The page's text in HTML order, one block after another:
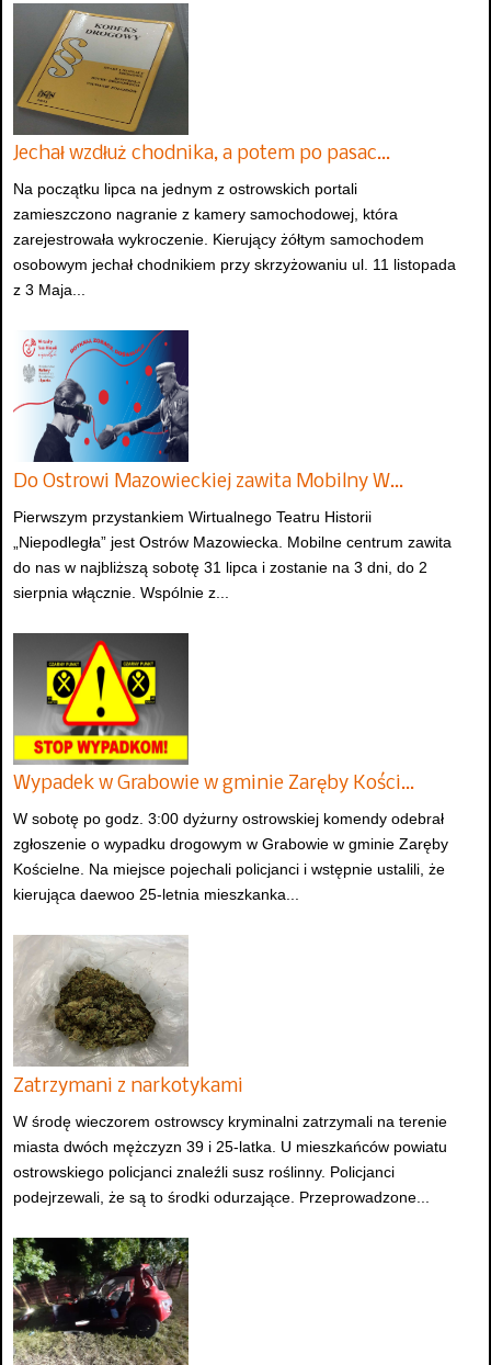
Jechał wzdłuż chodnika, a potem po pasac…
Na początku lipca na jednym z ostrowskich portali
zamieszczono nagranie z kamery samochodowej, która
zarejestrowała wykroczenie. Kierujący żółtym samochodem
osobowym jechał chodnikiem przy skrzyżowaniu ul. 11 listopada
z 3 Maja...
Do Ostrowi Mazowieckiej zawita Mobilny W…
Pierwszym przystankiem Wirtualnego Teatru Historii
„Niepodległa” jest Ostrów Mazowiecka. Mobilne centrum zawita
do nas w najbliższą sobotę 31 lipca i zostanie na 3 dni, do 2
sierpnia włącznie. Wspólnie z...
Wypadek w Grabowie w gminie Zaręby Kości…
W sobotę po godz. 3:00 dyżurny ostrowskiej komendy odebrał
zgłoszenie o wypadku drogowym w Grabowie w gminie Zaręby
Kościelne. Na miejsce pojechali policjanci i wstępnie ustalili, że
kierująca daewoo 25-letnia mieszkanka...
Zatrzymani z narkotykami
W środę wieczorem ostrowscy kryminalni zatrzymali na terenie
miasta dwóch mężczyzn 39 i 25-latka. U mieszkańców powiatu
ostrowskiego policjanci znaleźli susz roślinny. Policjanci
podejrzewali, że są to środki odurzające. Przeprowadzone...